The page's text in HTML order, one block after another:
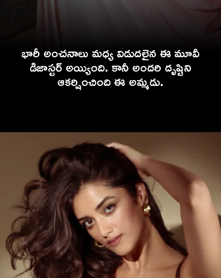
భారీ అంచనాలు మధ్య విడుదలైన ఈ మూవీ
డిజాస్టర్ అయ్యింది. కానీ అందరి దృష్టిని
ఆకర్షించింది ఈ అమ్మడు.